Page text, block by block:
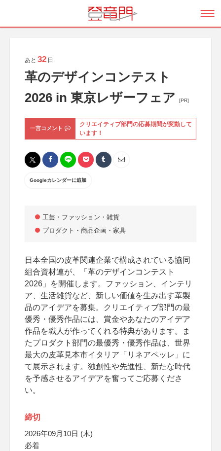
あと 32 日
革のデザインコンテスト
2026 in 東京レザーフェア
[PR]
一言コメント
クリエイティブ部門の応募期間が変動して
います！
Googleカレンダーに追加
工芸・ファッション・雑貨
プロダクト・商品企画・家具
日本全国の皮革関連企業で構成されている協同
組合資材連が、「革のデザインコンテスト
2026」を開催します。ファッション、インテリ
ア、生活雑貨など、新しい価値を生み出す革製
品のアイデアを募集。クリエイティブ部門の最
優秀・優秀作品には、賞金やあなたのアイデア
作品を職人が作ってくれる特典があります。ま
たプロダクト部門の最優秀・優秀作品は、世界
最大の皮革見本市イタリア「リネアペッレ」に
て展示されます。独創性や先進性、新たな時代
を予感させるアイデアを奮ってご応募くださ
い。
締切
2026年09月10日 (木)
必着